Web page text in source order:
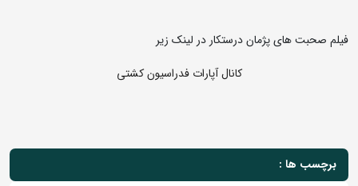
فیلم صحبت های پژمان درستکار در لینک زیر
کانال آپارات فدراسیون کشتی
برچسب ها :